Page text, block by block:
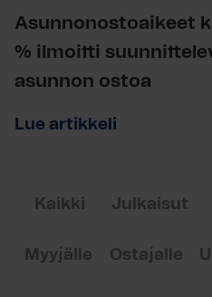
Asunnonostoaikeet
% ilmoitti
asunnon ostoa
Lue artikkeli
Kaikki Julkaisut
Myyjälle Ostajalle